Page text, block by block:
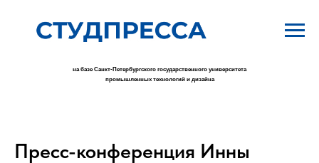
на базе Санкт-Петербургского государственного университета
промышленных технологий и дизайна
Пресс-конференция Инны